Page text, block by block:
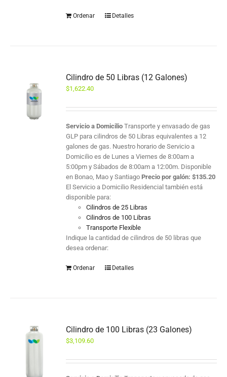
Ordenar Detalles
Cilindro de 50 Libras (12 Galones)
$1,622.40
Servicio a Domicilio Transporte y envasado de gas
GLP para cilindros de 50 Libras equivalentes a 12
galones de gas. Nuestro horario de Servicio a
Domicilio es de Lunes a Viernes de 8:00am a
5:00pm y Sábados de 8:00am a 12:00m. Disponible
en Bonao, Mao y SantiagoPrecio por galón:$135.20
El Servicio a Domicilio Residencial también está
disponible para:
Cilindros de 25 Libras
Cilindros de 100 Libras
Transporte Flexible
Indique la cantidad de cilindros de 50 libras que
desea ordenar:
Ordenar Detalles
Cilindro de 100 Libras (23 Galones)
$3,109.60